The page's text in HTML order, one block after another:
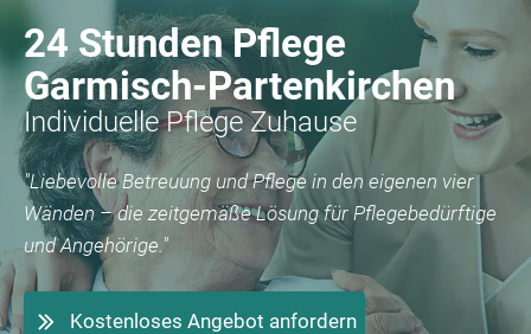
24 Stunden Pflege
Garmisch-Partenkirchen
Individuelle Pflege Zuhause
"Liebevolle Betreuung und Pflege in den eigenen vier
Wänden – die zeitgemäße Lösung für Pflegebedürftige
und Angehörige."
Kostenloses Angebot anfordern